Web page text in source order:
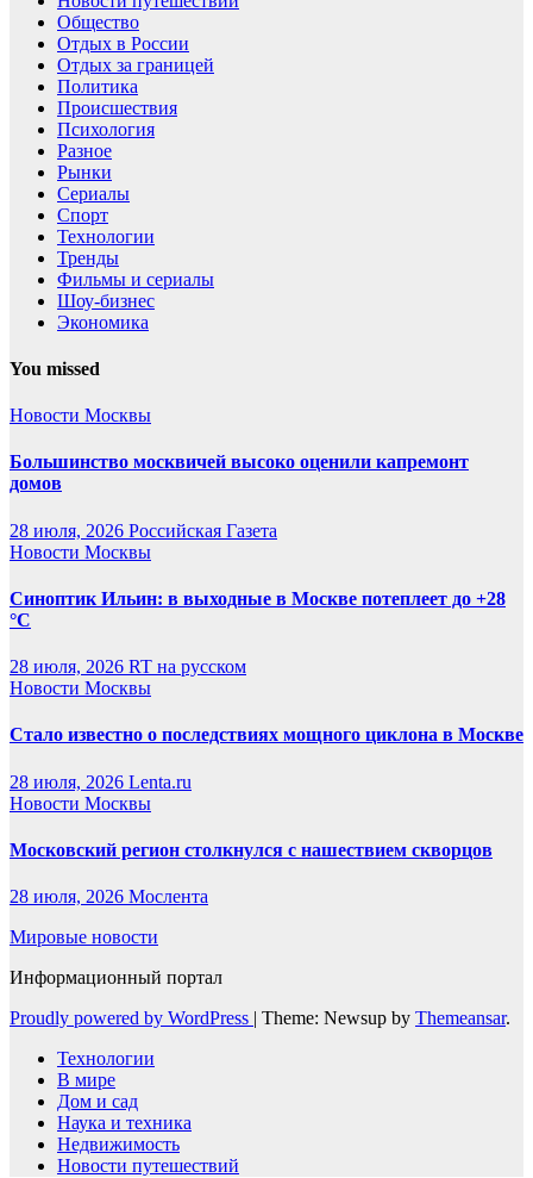
Общество
Отдых в России
Отдых за границей
Политика
Происшествия
Психология
Разное
Рынки
Сериалы
Спорт
Технологии
Тренды
Фильмы и сериалы
Шоу-бизнес
Экономика
You missed
Новости Москвы
Большинство москвичей высоко оценили капремонт
домов
28 июля, 2026 Российская Газета
Новости Москвы
Синоптик Ильин: в выходные в Москве потеплеет до +28
°C
28 июля, 2026 RT на русском
Новости Москвы
Стало известно о последствиях мощного циклона в Москве
28 июля, 2026 Lenta.ru
Новости Москвы
Московский регион столкнулся с нашествием скворцов
28 июля, 2026 Мослента
Мировые новости
Информационный портал
Proudly powered by WordPress | Theme: Newsup by Themeansar.
Технологии
В мире
Дом и сад
Наука и техника
Недвижимость
Новости путешествий